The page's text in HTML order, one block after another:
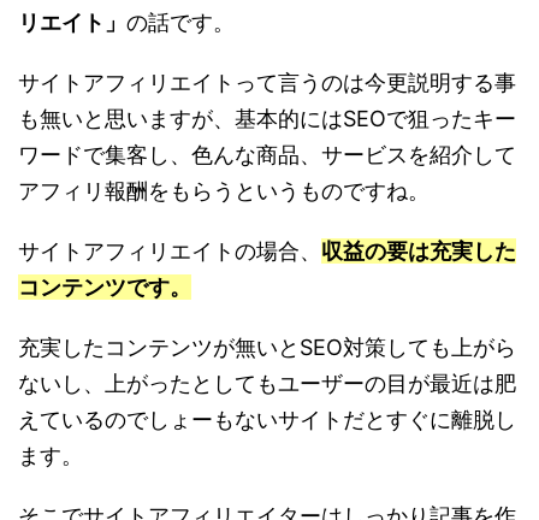
リエイト」 の話です。
サイトアフィリエイトって言うのは今更説明する事
も無いと思いますが、基本的にはSEOで狙ったキー
ワードで集客し、色んな商品、サービスを紹介して
アフィリ報酬をもらうというものですね。
サイトアフィリエイトの場合、 収益の要は充実した
コンテンツです。
充実したコンテンツが無いとSEO対策しても上がら
ないし、上がったとしてもユーザーの目が最近は肥
えているのでしょーもないサイトだとすぐに離脱し
ます。